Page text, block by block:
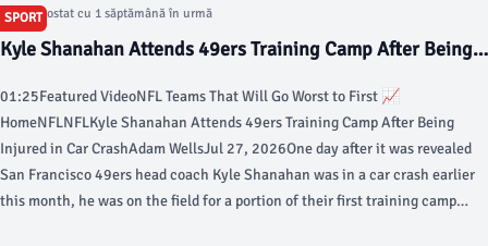
SPORT
Articol postat cu 1 săptămână în urmă
Kyle Shanahan Attends 49ers Training Camp After Being
01:25Featured VideoNFL Teams That Will Go Worst to First 📈
HomeNFLNFLKyle Shanahan Attends 49ers Training Camp After Being
Injured in Car CrashAdam WellsJul 27, 2026One day after it was revealed
San Francisco 49ers head coach Kyle Shanahan was in a car crash earlier
this month, he was on the field for a portion of their first training camp